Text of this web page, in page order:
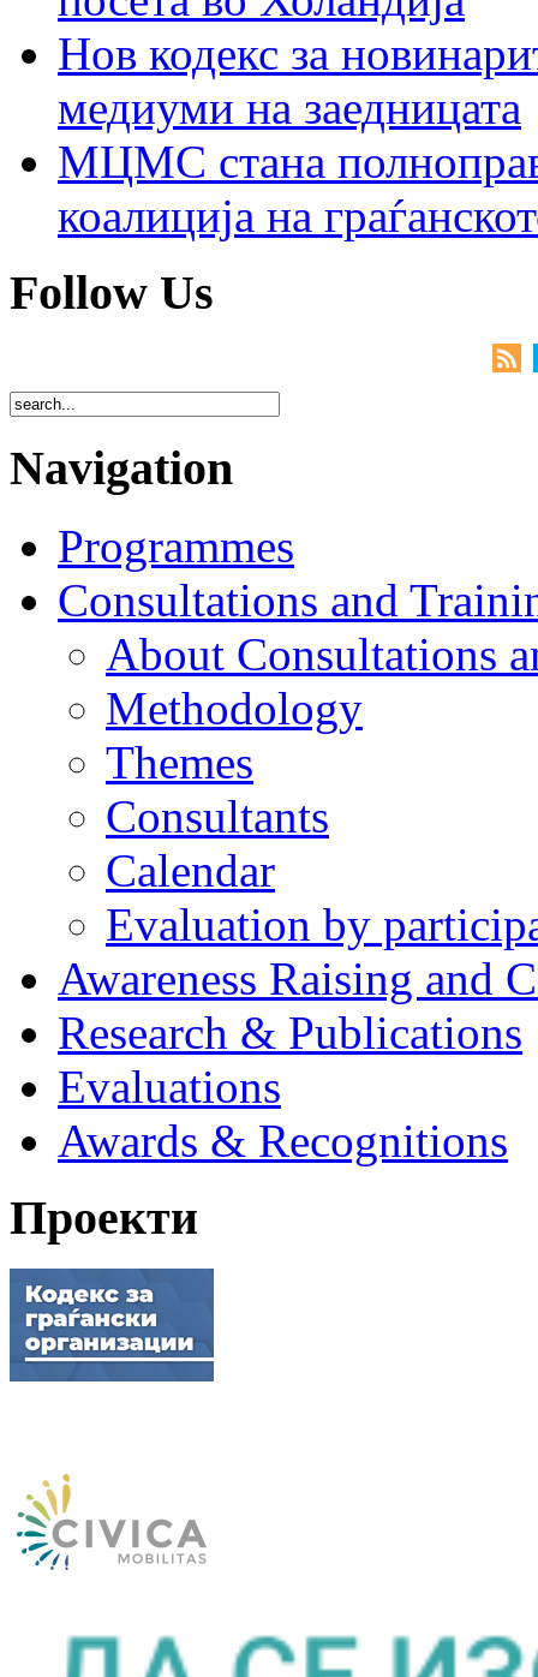
Нов кодекс за
медиуми на заедницата
МЦМС стана
коалиција на
Follow Us
Navigation
Programmes
Consultations and
About Consultations
Methodology
Themes
Consultants
Calendar
Evaluation by
Awareness Raising and
Research & Publications
Evaluations
Awards & Recognitions
Проекти